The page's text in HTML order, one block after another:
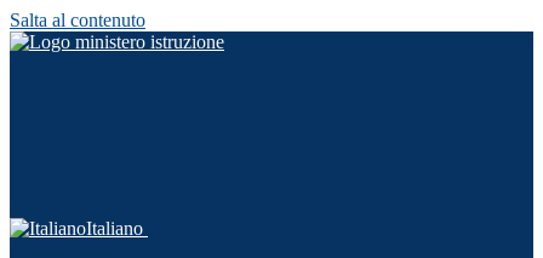
Salta al contenuto
Italiano